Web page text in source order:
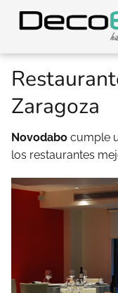
Zaragoza
Novodabo cumple
los restaurantes